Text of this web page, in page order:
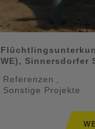
WE), Sinnersdorfer
Referenzen
Sonstige Projekte